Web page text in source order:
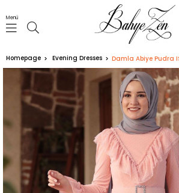
Menü
Homepage Evening Dresses Damla Abiye Pudra